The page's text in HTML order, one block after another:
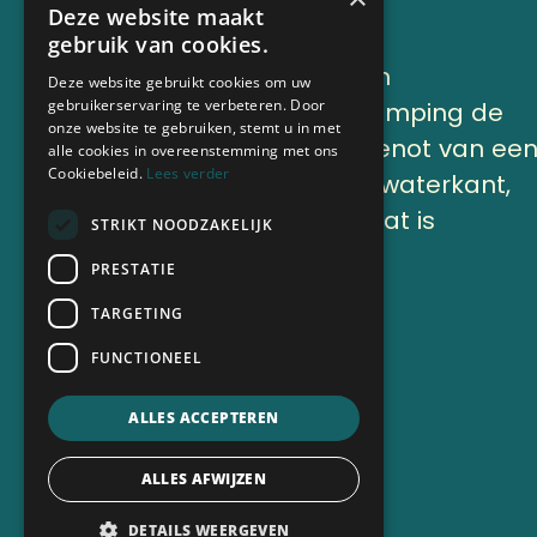
Lekker genieten en
onthaasten op Camping de
Finne onder het genot van een
kop koffie aan de waterkant,
of op ons terras, dat is
vakantie.
Deze website maakt
gebruik van cookies.
Deze website gebruikt cookies om uw
gebruikerservaring te verbeteren. Door
onze website te gebruiken, stemt u in met
alle cookies in overeenstemming met ons
Cookiebeleid. Lees verder
STRIKT NOODZAKELIJK
PRESTATIE
TARGETING
FUNCTIONEEL
ALLES ACCEPTEREN
ALLES AFWIJZEN
DETAILS WEERGEVEN